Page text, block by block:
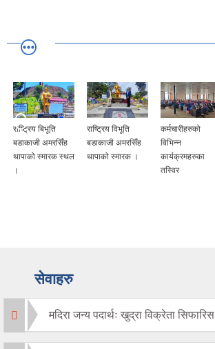
राष्ट्रिय बिभूति
बडाकाजी अमरसिँह
थापाको स्मारक स्थल
।
राष्ट्रिय विभूति
बडाकाजी अमरसिँह
थापाको स्मारक ।
कर्मचारीहरुको
विभिन्न
कार्यक्रमहरुका
तस्विर
सेवाहरु
मदिरा जन्य पदार्थः खुद्रा विक्रेता सिफारिस